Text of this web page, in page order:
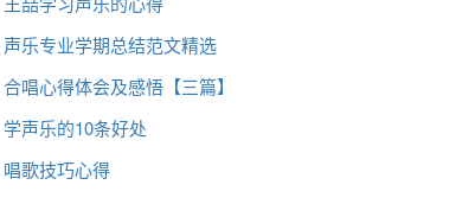
声乐专业学期总结范文精选
合唱心得体会及感悟【三篇】
学声乐的10条好处
唱歌技巧心得